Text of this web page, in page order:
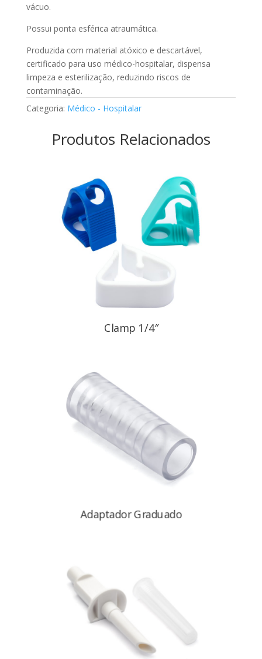
vácuo.
Possui ponta esférica atraumática.
Produzida com material atóxico e descartável,
certificado para uso médico-hospitalar, dispensa
limpeza e esterilização, reduzindo riscos de
contaminação.
Categoria: Médico - Hospitalar
Produtos Relacionados
Clamp 1/4″
Adaptador Graduado